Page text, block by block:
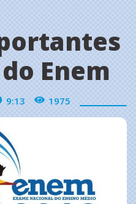
Enem
9:13 1975